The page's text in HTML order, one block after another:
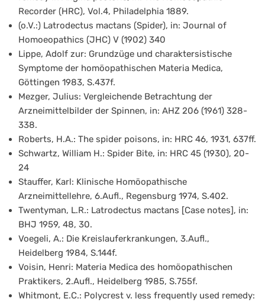
Recorder (HRC), Vol.4, Philadelphia 1889.
(o.V.:) Latrodectus mactans (Spider), in: Journal of
Homoeopathics (JHC) V (1902) 340
Lippe, Adolf zur: Grundzüge und charaktersistische
Symptome der homöopathischen Materia Medica,
Göttingen 1983, S.437f.
Mezger, Julius: Vergleichende Betrachtung der
Arzneimittelbilder der Spinnen, in: AHZ 206 (1961) 328-
338.
Roberts, H.A.: The spider poisons, in: HRC 46, 1931, 637ff.
Schwartz, William H.: Spider Bite, in: HRC 45 (1930), 20-
24
Stauffer, Karl: Klinische Homöopathische
Arzneimittellehre, 6.Aufl., Regensburg 1974, S.402.
Twentyman, L.R.: Latrodectus mactans [Case notes], in:
BHJ 1959, 48, 30.
Voegeli, A.: Die Kreislauferkrankungen, 3.Aufl.,
Heidelberg 1984, S.144f.
Voisin, Henri: Materia Medica des homöopathischen
Praktikers, 2.Aufl., Heidelberg 1985, S.755f.
Whitmont, E.C.: Polycrest v. less frequently used remedy: